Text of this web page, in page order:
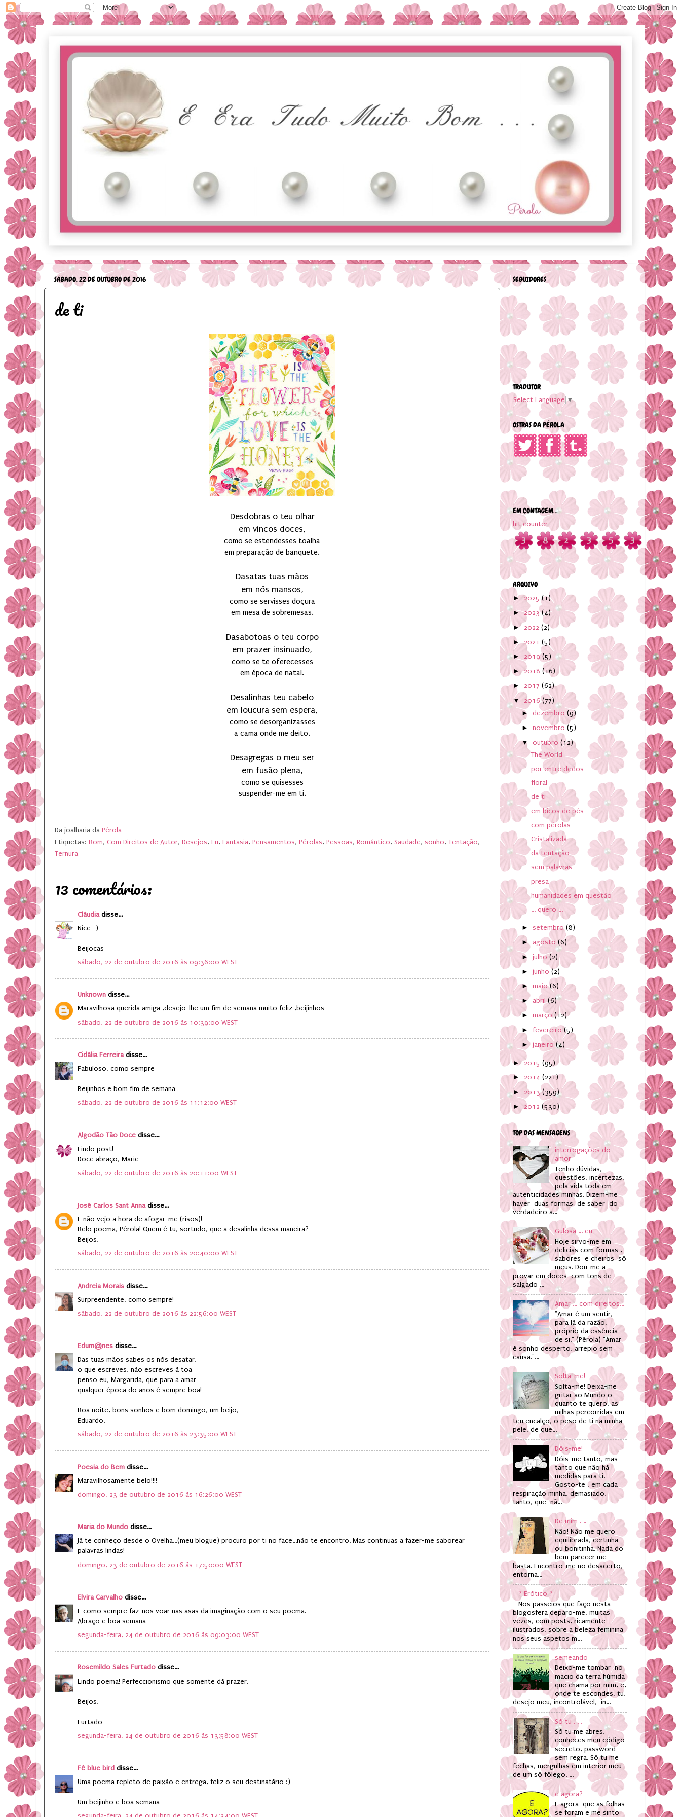
SÁBADO, 22 DE OUTUBRO DE 2016
de ti
Desdobras o teu olhar
em vincos doces,
como se estendesses toalha
em preparação de banquete.
Dasatas tuas mãos
em nós mansos,
como se servisses doçura
em mesa de sobremesas.
Dasabotoas o teu corpo
em prazer insinuado,
como se te oferecesses
em época de natal.
Desalinhas teu cabelo
em loucura sem espera,
como se desorganizasses
a cama onde me deito.
Desagregas o meu ser
em fusão plena,
como se quisesses
suspender-me em ti.
Da joalharia da Pérola
Etiquetas: Bom, Com Direitos de Autor, Desejos, Eu, Fantasia, Pensamentos, Pérolas, Pessoas, Romântico, Saudade, sonho, Tentação,
Ternura
13 comentários:
Cláudiadisse...
Nice =)
Beijocas
sábado, 22 de outubro de 2016 às 09:36:00 WEST
Unknown disse...
Maravilhosa querida amiga ,desejo-lhe um fim de semana muito feliz ,beijinhos
sábado, 22 de outubro de 2016 às 10:39:00 WEST
Cidália Ferreiradisse...
Fabuloso, como sempre
Beijinhos e bom fim de semana
sábado, 22 de outubro de 2016 às 11:12:00 WEST
Algodão Tão Doce disse...
Lindo post!
Doce abraço, Marie
sábado, 22 de outubro de 2016 às 20:11:00 WEST
José Carlos Sant Annadisse...
E não vejo a hora de afogar-me (risos)!
Belo poema, Pérola! Quem é tu, sortudo, que a desalinha dessa maneira?
Beijos,
sábado, 22 de outubro de 2016 às 20:40:00 WEST
Andreia Morais disse...
Surpreendente, como sempre!
sábado, 22 de outubro de 2016 às 22:56:00 WEST
Edum@nes disse...
Das tuas mãos sabes os nós desatar,
o que escreves, não escreves à toa
penso eu, Margarida, que para a amar
qualquer época do anos é sempre boa!
Boa noite, bons sonhos e bom domingo, um beijo,
Eduardo.
sábado, 22 de outubro de 2016 às 23:35:00 WEST
Poesia do Bem disse...
Maravilhosamente belo!!!!
domingo, 23 de outubro de 2016 às 16:26:00 WEST
Maria do Mundo disse...
Já te conheço desde o Ovelha...(meu blogue) procuro por ti no face...não te encontro. Mas continuas a fazer-me saborear
palavras lindas!
domingo, 23 de outubro de 2016 às 17:50:00 WEST
Elvira Carvalho disse...
E como sempre faz-nos voar nas asas da imaginação com o seu poema.
Abraço e boa semana
segunda-feira, 24 de outubro de 2016 às 09:03:00 WEST
Rosemildo Sales Furtado disse...
Lindo poema! Perfeccionismo que somente dá prazer.
Beijos,
Furtado
segunda-feira, 24 de outubro de 2016 às 13:58:00 WEST
Fê blue bird disse...
Uma poema repleto de paixão e entrega, feliz o seu destinatário :)
Um beijinho e boa semana
SEGUIDORES
TRADUTOR
Select Language ▼
OSTRAS DA PÉROLA
EM CONTAGEM...
hit counter
ARQUIVO
► 2025(1)
►2023(4)
► 2022 (2)
►2021 (5)
► 2019(5)
►2018 (16)
► 2017 (62)
▼ 2016(77)
►dezembro(9)
►novembro(5)
▼outubro(12)
The World
por entre dedos
floral
de ti
em bicos de pés
com pérolas
Cristalizada
da tentação
sem palavras
presa
humanidades em questão
... quero ...
► setembro(8)
► agosto(6)
►julho(2)
►junho(2)
►maio(6)
► abril(6)
►março(12)
►fevereiro(5)
►janeiro(4)
►2015 (95)
► 2014 (221)
► 2013(359)
► 2012 (530)
TOP DAS MENSAGENS
interrogações do
amor
Tenho dúvidas,
questões, incertezas,
pela vida toda em
autenticidades minhas. Dizem-me
haver duas formas de saber do
verdadeiro a...
Gulosa ... eu
Hoje sirvo-me em
delicias com formas ,
sabores e cheiros só
meus. Dou-me a
provar em doces com tons de
salgado ...
Amar ... com direitos...
"Amar é um sentir,
para lá da razão,
próprio da essência
de si." (Pérola) "Amar
é sonho desperto, arrepio sem
causa."...
Solta-me!
Solta-me! Deixa-me
gritar ao Mundo o
quanto te quero, as
milhas percorridas em
teu encalço, o peso de ti na minha
pele, de que...
Dóis-me!
Dóis-me tanto, mas
tanto que não há
medidas para ti.
Gosto-te , em cada
respiração minha, demasiado,
tanto, que nã...
De mim . ..
Não! Não me quero
equilibrada, certinha
ou bonitinha. Nada do
bem parecer me
basta. Encontro-me no desacerto,
entorna...
? Erótico ?
Nos passeios que faço nesta
blogosfera deparo-me, muitas
vezes, com posts, ricamente
ilustrados, sobre a beleza feminina
nos seus aspetos m...
semeando
Deixo-me tombar no
macio da terra húmida
que chama por mim, e,
onde te escondes, tu,
desejo meu, incontrolável, in...
Só tu . . .
Só tu me abres,
conheces meu código
secreto, password
sem regra. Só tu me
fechas, mergulhas em interior meu
de um só fôlego. ...
e agora?
E agora que as folhas
se foram e me sinto